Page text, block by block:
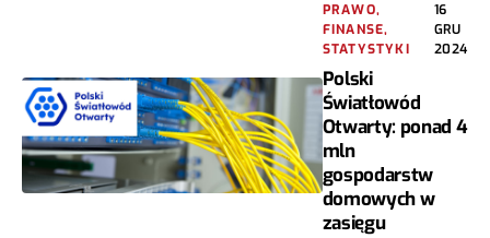
PRAWO,
FINANSE,
STATYSTYKI
16
GRU
2024
Polski
Światłowód
Otwarty: ponad 4
mln
gospodarstw
domowych w
zasięgu